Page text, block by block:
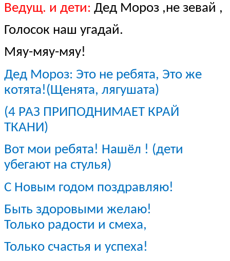
Ведущ. и дети: Дед Мороз ,не зевай ,
Голосок наш угадай.
Мяу-мяу-мяу!
Дед Мороз: Это не ребята, Это же
котята!(Щенята, лягушата)
(4 РАЗ ПРИПОДНИМАЕТ КРАЙ
ТКАНИ)
Вот мои ребята! Нашёл ! (дети
убегают на стулья)
С Новым годом поздравляю!
Быть здоровыми желаю!
Только радости и смеха,
Только счастья и успеха!